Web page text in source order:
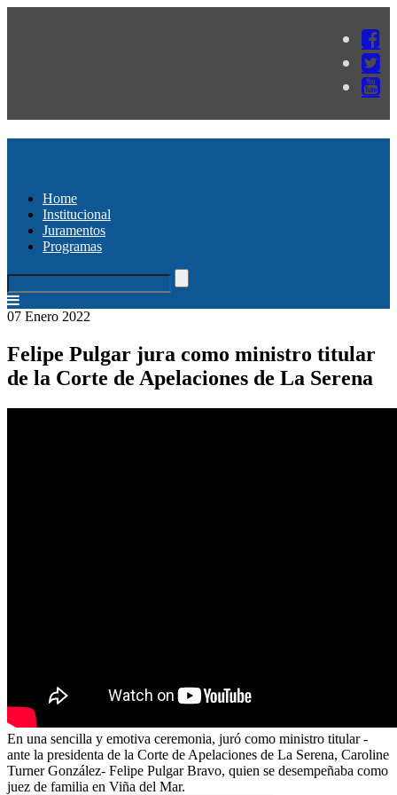
Home
Institucional
Juramentos
Programas
07 Enero 2022
Felipe Pulgar jura como ministro titular
de la Corte de Apelaciones de La Serena
En una sencilla y emotiva ceremonia, juró como ministro titular -
ante la presidenta de la Corte de Apelaciones de La Serena, Caroline
Turner González- Felipe Pulgar Bravo, quien se desempeñaba como
juez de familia en Viña del Mar.